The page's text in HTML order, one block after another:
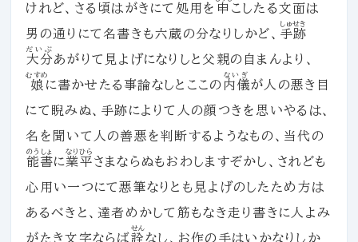
けれど、さる頃はがきにて処用を 申 こしたる文面は
男の通りにて名書きも六蔵の分なりしかど、 手跡
しゅせき
大分
だいぶ
あがりて見よげになりしと父親の自まんより、
娘
むすめ
に書かせたる事論なしとここの 内儀
ないぎ
が人の悪き目
にて睨みぬ、手跡によりて人の顔つきを思いやるは、
名を聞いて人の善悪を判断するようなもの、当代の
能書
のうしょ
に業平
なりひら
さまならぬもおわしますぞかし、されども
心用い一つにて悪筆なりとも見よげのしたため方は
あるべきと、達者めかして筋もなき走り書きに人よみ
がたき文字ならば詮
せん
なし、お作の手はいかなりしか